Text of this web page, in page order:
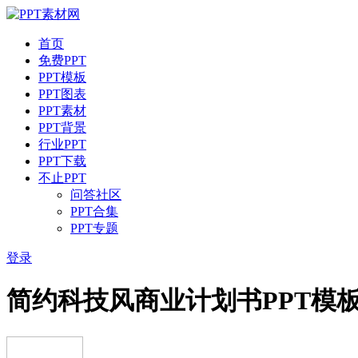
首页
免费PPT
PPT模板
PPT图表
PPT素材
PPT背景
行业PPT
PPT下载
不止PPT
问答社区
PPT合集
PPT专题
登录
简约科技风商业计划书PPT模